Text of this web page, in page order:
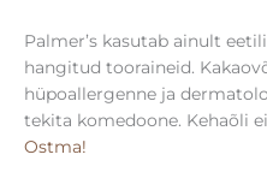
Palmer’s kasutab ainult
hangitud tooraineid.
hüpoallergenne ja
tekita komedoone. Kehaõli
Ostma!